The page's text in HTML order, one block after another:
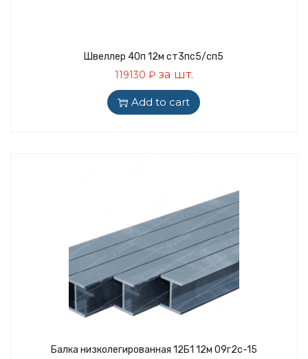
Швеллер 40п 12м ст3пс5/сп5
119130 ₽за шт.
Add to cart
Балка низколегированная 12Б1 12м 09г2с-15